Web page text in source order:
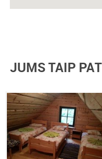
JUMS TAIP